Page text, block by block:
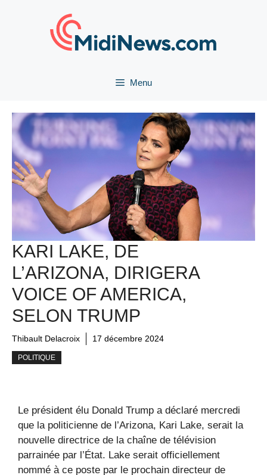
Menu
KARI LAKE, DE
L’ARIZONA, DIRIGERA
VOICE OF AMERICA,
SELON TRUMP
Thibault Delacroix 17 décembre 2024
POLITIQUE
Le président élu Donald Trump a déclaré mercredi
que la politicienne de l’Arizona, Kari Lake, serait la
nouvelle directrice de la chaîne de télévision
parrainée par l’État. Lake serait officiellement
nommé à ce poste par le prochain directeur de